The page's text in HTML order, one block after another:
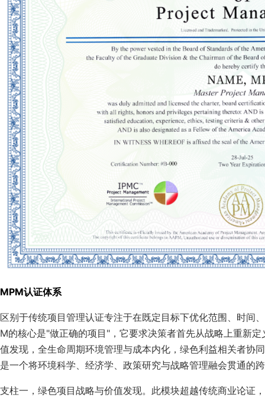
MPM认证体系
区别于传统项目管理认证专注于在既定目标下优化范围、时间
M的核心是"做正确的项目"，它要求决策者首先从战略上重新
值发现，全生命周期环境管理与成本内化，绿色利益相关者协
是一个将环境科学、经济学、政策研究与战略管理融会贯通的
支柱一，绿色项目战略与价值发现。此模块超越传统商业论证